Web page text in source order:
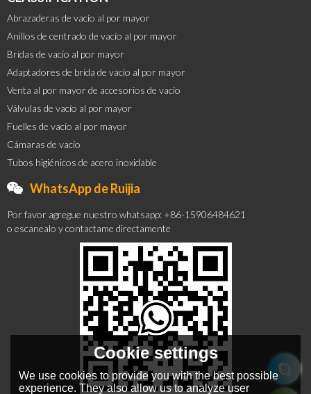
Abrazaderas de vacío al por mayor
Anillos de centrado de vacío al por mayor
Bridas de vacío al por mayor
Adaptadores de brida de vacío al por mayor
Venta al por mayor de accesorios de vacío
Válvulas de vacío al por mayor
Fuelles de vacío al por mayor
Cámaras de vacío
Tubos higiénicos de acero inoxidable
WhatsApp de Ruijia
Por favor agregue nuestro whatsapp: +86-15906484621
o escanealo y contactame directamente
Cookie settings
We use cookies to provide you with the best possible
experience. They also allow us to analyze user